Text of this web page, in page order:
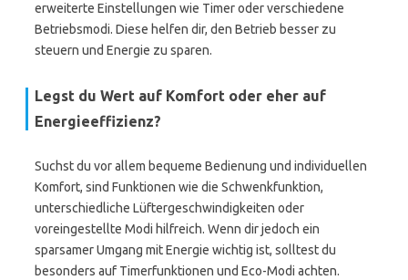
erweiterte Einstellungen wie Timer oder verschiedene
Betriebsmodi. Diese helfen dir, den Betrieb besser zu
steuern und Energie zu sparen.
Legst du Wert auf Komfort oder eher auf
Energieeffizienz?
Suchst du vor allem bequeme Bedienung und individuellen
Komfort, sind Funktionen wie die Schwenkfunktion,
unterschiedliche Lüftergeschwindigkeiten oder
voreingestellte Modi hilfreich. Wenn dir jedoch ein
sparsamer Umgang mit Energie wichtig ist, solltest du
besonders auf Timerfunktionen und Eco-Modi achten.